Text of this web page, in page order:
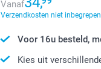
Vanaf
Verzendkosten niet inbegrepen
Voor 16u besteld,
Kies uit